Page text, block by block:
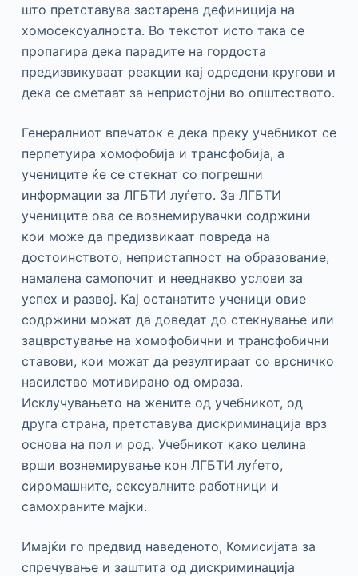
што претставува застарена дефиниција на
хомосексуалноста. Во текстот исто така се
пропагира дека парадите на гордоста
предизвикуваат реакции кај одредени кругови и
дека се сметаат за непристојни во општеството.
Генералниот впечаток е дека преку учебникот се
перпетуира хомофобија и трансфобија, а
учениците ќе се стекнат со погрешни
информации за ЛГБТИ луѓето. За ЛГБТИ
учениците ова се вознемирувачки содржини
кои може да предизвикаат повреда на
достоинството, непристапност на образование,
намалена самопочит и нееднакво услови за
успех и развој. Кај останатите ученици овие
содржини можат да доведат до стекнување или
зацврстување на хомофобични и трансфобични
ставови, кои можат да резултираат со врсничко
насилство мотивирано од омраза.
Исклучувањето на жените од учебникот, од
друга страна, претставува дискриминација врз
основа на пол и род. Учебникот како целина
врши вознемирување кон ЛГБТИ луѓето,
сиромашните, сексуалните работници и
самохраните мајки.
Имајќи го предвид наведеното, Комисијата за
спречување и заштита од дискриминација